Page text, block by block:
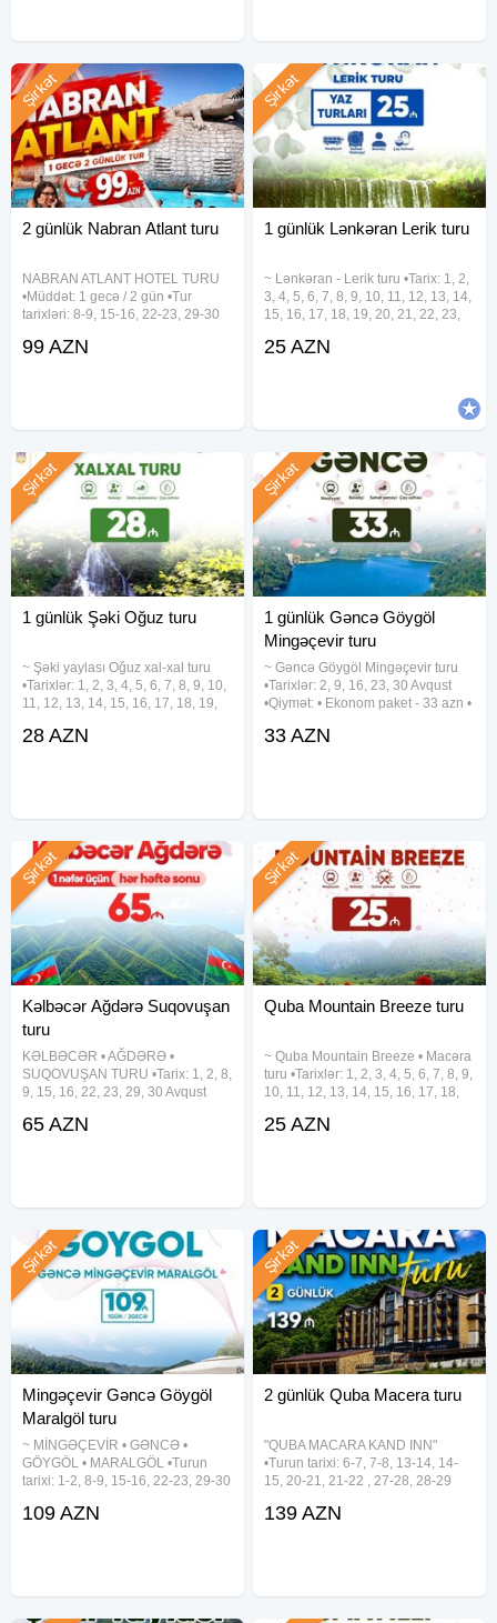
2 günlük Nabran Atlant turu
NABRAN ATLANT HOTEL TURU
•Müddət: 1 gecə / 2 gün •Tur
tarixləri: 8-9, 15-16, 22-23, 29-30
99 azn - Səhər yeməyi ilə: 110 azn
Şirkət
99 AZN
1 günlük Lənkəran Lerik turu
~ Lənkəran - Lerik turu •Tarix: 1, 2,
3, 4, 5, 6, 7, 8, 9, 10, 11, 12, 13, 14,
15, 16, 17, 18, 19, 20, 21, 22, 23,
Avqust •Qiymət: • Ekonom paket -
Şirkət
25 AZN
1 günlük Şəki Oğuz turu
~ Şəki yaylası Oğuz xal-xal turu
•Tarixlər: 1, 2, 3, 4, 5, 6, 7, 8, 9, 10,
11, 12, 13, 14, 15, 16, 17, 18, 19,
29, 30, 31 Avqust •Qiymət: •
Şirkət
28 AZN
1 günlük Gəncə Göygöl
Mingəçevir turu
~ Gəncə Göygöl Mingəçevir turu
•Tarixlər: 2, 9, 16, 23, 30 Avqust
•Qiymət: • Ekonom paket - 33 azn •
yeməyi daxil) ✓Qiymətə daxildir: •
Şirkət
33 AZN
Kəlbəcər Ağdərə Suqovuşan
turu
KƏLBƏCƏR • AĞDƏRƏ •
SUQOVUŞAN TURU •Tarix: 1, 2, 8,
9, 15, 16, 22, 23, 29, 30 Avqust
azn(səhər yeməksiz) - Standart
Şirkət
65 AZN
Quba Mountain Breeze turu
~ Quba Mountain Breeze • Macəra
turu •Tarixlər: 1, 2, 3, 4, 5, 6, 7, 8, 9,
10, 11, 12, 13, 14, 15, 16, 17, 18,
28, 29, 30, 31 Avqust •Qiymət: •
Şirkət
25 AZN
Mingəçevir Gəncə Göygöl
Maralgöl turu
~ MİNGƏÇEVİR • GƏNCƏ •
GÖYGÖL • MARALGÖL •Turun
tarixi: 1-2, 8-9, 15-16, 22-23, 29-30
✓Qiymətə daxildir: ➠ Vıp nəqliyyat
Şirkət
109 AZN
2 günlük Quba Macera turu
"QUBA MACARA KAND INN"
•Turun tarixi: 6-7, 7-8, 13-14, 14-
15, 20-21, 21-22 , 27-28, 28-29
Lake Park - Kand Inn - Təngəaltı
Şirkət
139 AZN